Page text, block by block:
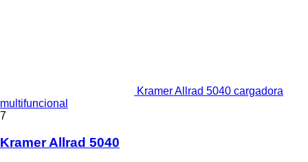
Kramer Allrad 5040 cargadora
multifuncional
7
Kramer Allrad 5040